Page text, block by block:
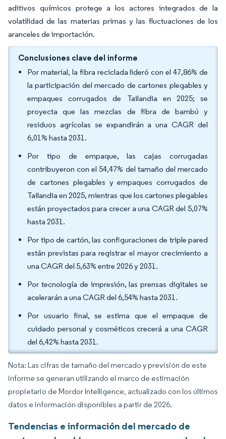
aditivos químicos protege a los actores integrados de la
volatilidad de las materias primas y las fluctuaciones de los
aranceles de importación.
Conclusiones clave del informe
Por material, la fibra reciclada lideró con el 47,86% de
la participación del mercado de cartones plegables y
empaques corrugados de Tailandia en 2025; se
proyecta que las mezclas de fibra de bambú y
residuos agrícolas se expandirán a una CAGR del
6,01% hasta 2031.
Por tipo de empaque, las cajas corrugadas
contribuyeron con el 54,47% del tamaño del mercado
de cartones plegables y empaques corrugados de
Tailandia en 2025, mientras que los cartones plegables
están proyectados para crecer a una CAGR del 5,07%
hasta 2031.
Por tipo de cartón, las configuraciones de triple pared
están previstas para registrar el mayor crecimiento a
una CAGR del 5,63% entre 2026 y 2031.
Por tecnología de impresión, las prensas digitales se
acelerarán a una CAGR del 6,54% hasta 2031.
Por usuario final, se estima que el empaque de
cuidado personal y cosméticos crecerá a una CAGR
del 6,42% hasta 2031.
Nota: Las cifras de tamaño del mercado y previsión de este
informe se generan utilizando el marco de estimación
propietario de Mordor Intelligence, actualizado con los últimos
datos e información disponibles a partir de 2026.
Tendencias e información del mercado de